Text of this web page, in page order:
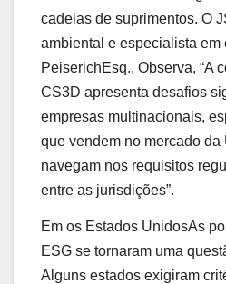
cadeias de suprimentos. O
ambiental e especialista em
PeiserichEsq., Observa, “A
CS3D apresenta desafios
empresas multinacionais,
que vendem no mercado da
navegam nos requisitos
entre as jurisdições”.
Em os Estados UnidosAs
ESG se tornaram uma
Alguns estados exigiram